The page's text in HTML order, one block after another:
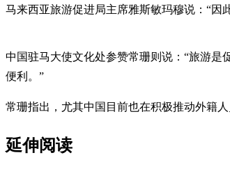
马来西亚旅游促进局主席雅斯敏玛穆说：“因
中国驻马大使文化处参赞常珊则说：“旅游
便利。”
常珊指出，尤其中国目前也在积极推动外籍
延伸阅读